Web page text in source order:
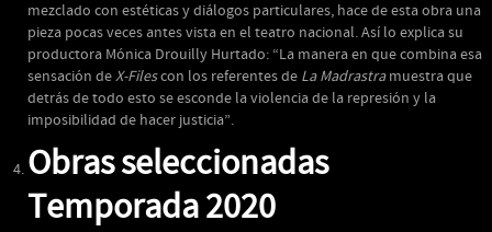
mezclado con estéticas y diálogos particulares, hace de esta obra una
pieza pocas veces antes vista en el teatro nacional. Así lo explica su
productora Mónica Drouilly Hurtado: “La manera en que combina esa
sensación deX-Filescon los referentes de La Madrastramuestra que
detrás de todo esto se esconde la violencia de la represión y la
imposibilidad de hacer justicia”.
Obras seleccionadas
Temporada 2020